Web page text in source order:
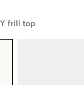
Y frill top